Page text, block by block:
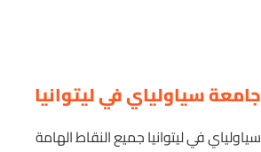
سياولياي في ليتوانيا
في ليتوانيا جميع النقاط الهامة